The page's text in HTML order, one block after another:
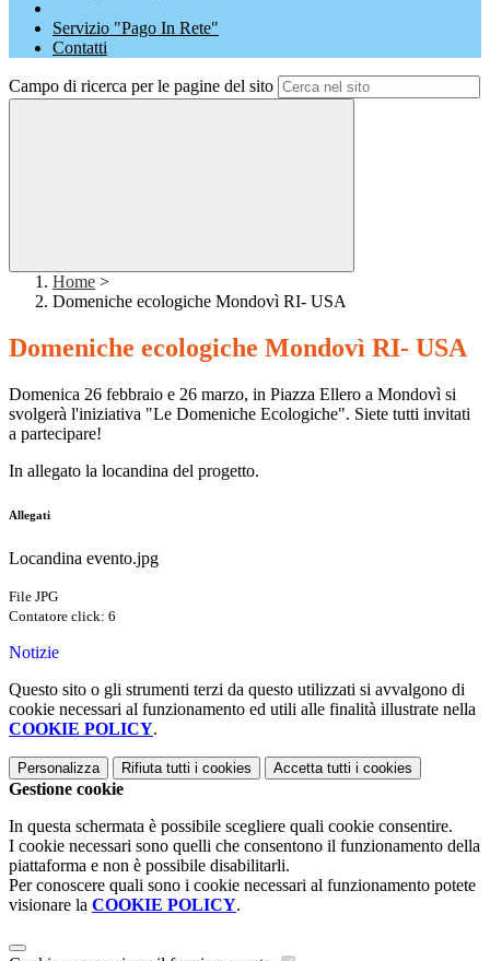
Servizio "Pago In Rete"
Contatti
Campo di ricerca per le pagine del sito
Home >
Domeniche ecologiche Mondovì RI- USA
Domeniche ecologiche Mondovì RI- USA
Domenica 26 febbraio e 26 marzo, in Piazza Ellero a Mondovì si
svolgerà l'iniziativa "Le Domeniche Ecologiche". Siete tutti invitati
a partecipare!
In allegato la locandina del progetto.
Allegati
Locandina evento.jpg
File JPG
Contatore click: 6
Notizie
Questo sito o gli strumenti terzi da questo utilizzati si avvalgono di
cookie necessari al funzionamento ed utili alle finalità illustrate nella
COOKIE POLICY.
Personalizza Rifiuta tutti i cookies Accetta tutti i cookies
Gestione cookie
In questa schermata è possibile scegliere quali cookie consentire.
I cookie necessari sono quelli che consentono il funzionamento della
piattaforma e non è possibile disabilitarli.
Per conoscere quali sono i cookie necessari al funzionamento potete
visionare la COOKIE POLICY.